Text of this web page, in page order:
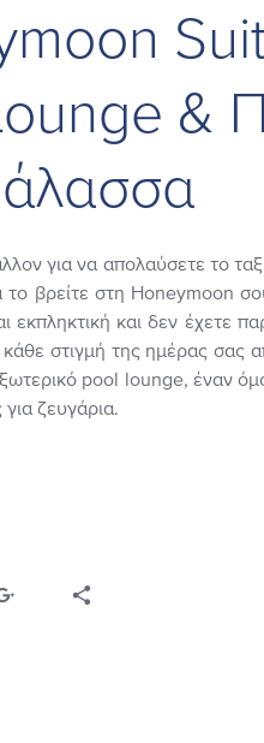
&
για να απολαύσετε το
το βρείτε στη Honeymoon
εκπληκτική και δεν έχετε
στιγμή της ημέρας σας
pool lounge, έναν
ζευγάρια.